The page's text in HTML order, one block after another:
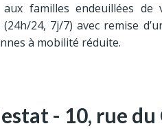
familles endeuillées
24, 7j/7) avec remise
à mobilité réduite.
- 10, rue